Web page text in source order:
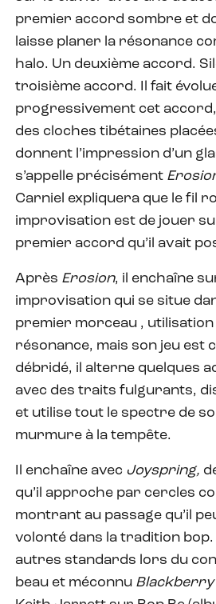
premier accord sombre et
laisse planer la résonance
halo. Un deuxième accord.
troisième accord. Il fait
progressivement cet accord,
des cloches tibétaines
donnent l’impression d’un
s’appelle précisément
Carniel expliquera que le fil
improvisation est de jouer
premier accord qu’il avait
Après Erosion, il enchaîne
improvisation qui se situe
premier morceau , utilisation
résonance, mais son jeu est
débridé, il alterne quelques
avec des traits fulgurants,
et utilise tout le spectre de
murmure à la tempête.
Il enchaîne avec Joyspring,
qu’il approche par cercles
montrant au passage qu’il
volonté dans la tradition
autres standards lors du
beau et méconnu